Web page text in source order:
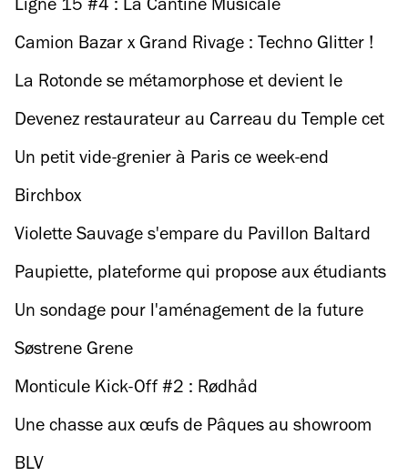
Ligne 15 #4 : La Cantine Musicale
Camion Bazar x Grand Rivage : Techno Glitter !
La Rotonde se métamorphose et devient le
Grand Marché Stalingrad
Devenez restaurateur au Carreau du Temple cet
été !
Un petit vide-grenier à Paris ce week-end
Birchbox
Violette Sauvage s'empare du Pavillon Baltard
pour un vide-dressing de 2 700 m2
Paupiette, plateforme qui propose aux étudiants
de déjeuner chez des mamies, débarque à paris
!
Un sondage pour l'aménagement de la future
piste cyclable des Champs-Elysées
Søstrene Grene
Monticule Kick-Off #2 : Rødhåd
Une chasse aux œufs de Pâques au showroom
Made.com, mais avec des tablettes de chocolat
BLV